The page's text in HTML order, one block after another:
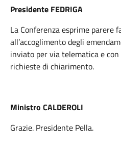
Presidente FEDRIGA
La Conferenza esprime parere
all’accoglimento degli
inviato per via telematica e
richieste di chiarimento.
Ministro CALDEROLI
Grazie. Presidente Pella.